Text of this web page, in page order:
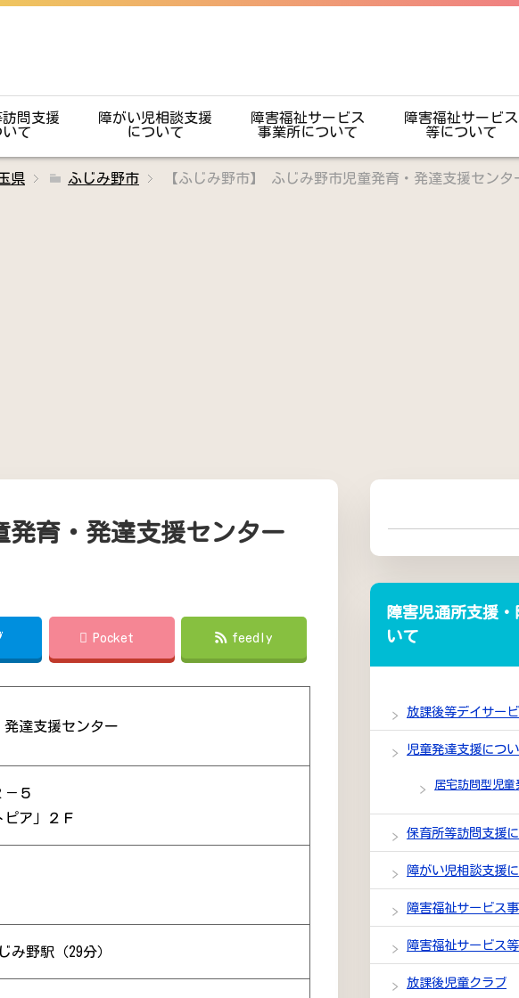
問支援
いて
障がい児相談支援
について
障害福祉サービス
事業所について
障害福祉サービス
等について
県 ふじみ野市 【ふじみ野市】 ふじみ野市児童発育・発達支援センタ
発育・発達支援センター
Pocket feedly
達支援センター
５
ア」２Ｆ
み野駅（29分）
障害児通所支援
いて
放課後等デイサー
児童発達支援につ
居宅訪問型児童
保育所等訪問支援
障がい児相談支援
障害福祉サービス
障害福祉サービス
放課後児童クラブ